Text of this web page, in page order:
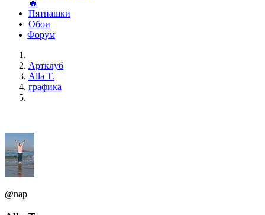
🔥
Пятнашки
Обои
Форум
Артклуб
Alla T.
графика
@nap